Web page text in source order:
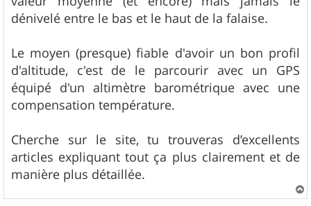
dénivelé entre le bas et le haut de la falaise.
Le moyen (presque) fiable d'avoir un bon profil
d'altitude, c'est de le parcourir avec un GPS
équipé d'un altimètre barométrique avec une
compensation température.
Cherche sur le site, tu trouveras d’excellents
articles expliquant tout ça plus clairement et de
manière plus détaillée.
a